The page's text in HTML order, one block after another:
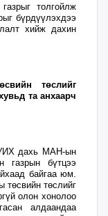
толгойлж
бүрдүүлэхдээ
хийж дахин
төслийг
та анхаарч
УИХ дахь МАН-ын
газрын бүтцээ
байгаа юм.
төсвийн төслийг
олон хонолоо
алдаандаа